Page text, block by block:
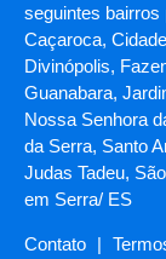
seguintes bairros
Caçaroca,
Divinópolis,
Guanabara,
Nossa Senhora
da Serra, Santo
Judas Tadeu,
em Serra/ ES
Contato |